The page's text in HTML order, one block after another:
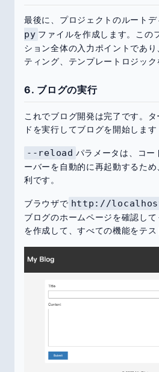
最後に、プロジェクトのルートデ
py ファイルを作成します。この
ション全体の入力ポイントであ
ティング、テンプレートロジック
6. ブログの実行
これでブログ開発は完了です。
ドを実行してブログを開始します
--reload パラメータは、コー
ーバーを自動的に再起動するた
利です。
ブラウザで http://
ブログのホームページを確認し
を作成して、すべての機能をテス